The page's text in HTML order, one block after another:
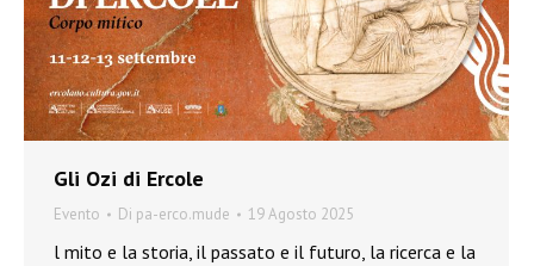
Gli Ozi di Ercole
Evento Di pa-erco.mude 19 Agosto 2025
l mito e la storia, il passato e il futuro, la ricerca e la